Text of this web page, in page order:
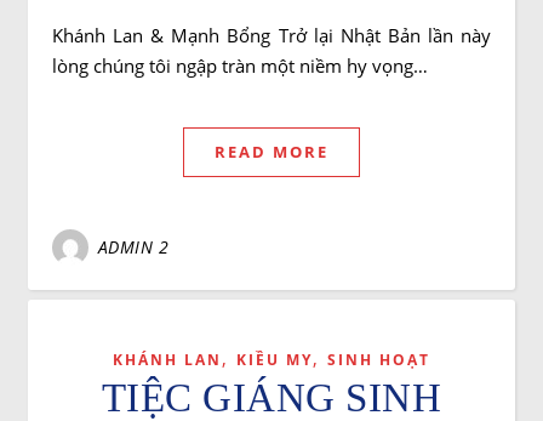
Khánh Lan & Mạnh Bổng Trở lại Nhật Bản lần này
lòng chúng tôi ngập tràn một niềm hy vọng…
READ MORE
ADMIN 2
KHÁNH LAN , KIỀU MY, SINH HOẠT
TIỆC GIÁNG SINH